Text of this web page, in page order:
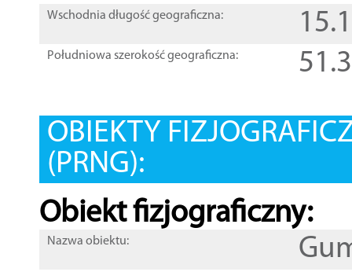
Wschodnia długość geograficzna:
Południowa szerokość geograficzna:
OBIEKTY
(PRNG):
Obiekt fizjograficzny:
Nazwa obiektu: